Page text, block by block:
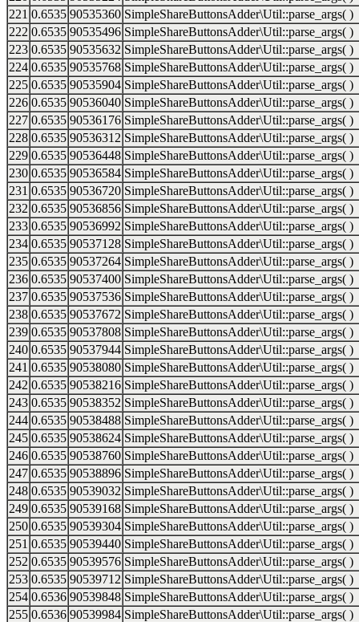
221 0.6535 90535360 SimpleShareButtonsAdder\Util::parse_args( )
222 0.6535 90535496 SimpleShareButtonsAdder\Util::parse_args( )
223 0.6535 90535632 SimpleShareButtonsAdder\Util::parse_args( )
224 0.6535 90535768 SimpleShareButtonsAdder\Util::parse_args( )
225 0.6535 90535904 SimpleShareButtonsAdder\Util::parse_args( )
226 0.6535 90536040 SimpleShareButtonsAdder\Util::parse_args( )
227 0.6535 90536176 SimpleShareButtonsAdder\Util::parse_args( )
228 0.6535 90536312 SimpleShareButtonsAdder\Util::parse_args( )
229 0.6535 90536448 SimpleShareButtonsAdder\Util::parse_args( )
230 0.6535 90536584 SimpleShareButtonsAdder\Util::parse_args( )
231 0.6535 90536720 SimpleShareButtonsAdder\Util::parse_args( )
232 0.6535 90536856 SimpleShareButtonsAdder\Util::parse_args( )
233 0.6535 90536992 SimpleShareButtonsAdder\Util::parse_args( )
234 0.6535 90537128 SimpleShareButtonsAdder\Util::parse_args( )
235 0.6535 90537264 SimpleShareButtonsAdder\Util::parse_args( )
236 0.6535 90537400 SimpleShareButtonsAdder\Util::parse_args( )
237 0.6535 90537536 SimpleShareButtonsAdder\Util::parse_args( )
238 0.6535 90537672 SimpleShareButtonsAdder\Util::parse_args( )
239 0.6535 90537808 SimpleShareButtonsAdder\Util::parse_args( )
240 0.6535 90537944 SimpleShareButtonsAdder\Util::parse_args( )
241 0.6535 90538080 SimpleShareButtonsAdder\Util::parse_args( )
242 0.6535 90538216 SimpleShareButtonsAdder\Util::parse_args( )
243 0.6535 90538352 SimpleShareButtonsAdder\Util::parse_args( )
244 0.6535 90538488 SimpleShareButtonsAdder\Util::parse_args( )
245 0.6535 90538624 SimpleShareButtonsAdder\Util::parse_args( )
246 0.6535 90538760 SimpleShareButtonsAdder\Util::parse_args( )
247 0.6535 90538896 SimpleShareButtonsAdder\Util::parse_args( )
248 0.6535 90539032 SimpleShareButtonsAdder\Util::parse_args( )
249 0.6535 90539168 SimpleShareButtonsAdder\Util::parse_args( )
250 0.6535 90539304 SimpleShareButtonsAdder\Util::parse_args( )
251 0.6535 90539440 SimpleShareButtonsAdder\Util::parse_args( )
252 0.6535 90539576 SimpleShareButtonsAdder\Util::parse_args( )
253 0.6535 90539712 SimpleShareButtonsAdder\Util::parse_args( )
254 0.6536 90539848 SimpleShareButtonsAdder\Util::parse_args( )
255 0.6536 90539984 SimpleShareButtonsAdder\Util::parse_args( )